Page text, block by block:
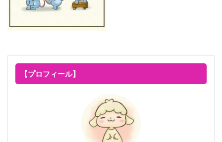
【プロフィール】